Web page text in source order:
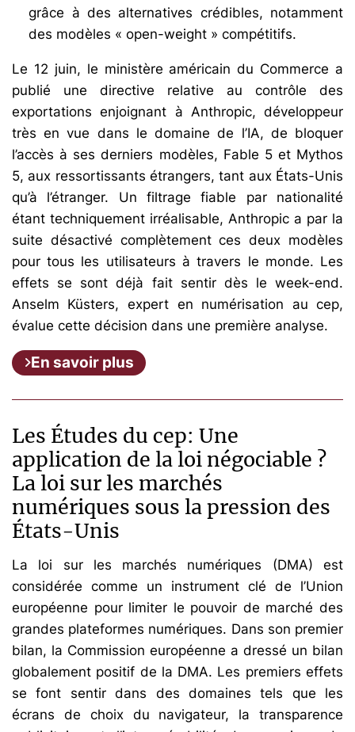
grâce à des alternatives crédibles, notamment
des modèles « open-weight » compétitifs.
Le 12 juin, le ministère américain du Commerce a
publié une directive relative au contrôle des
exportations enjoignant à Anthropic, développeur
très en vue dans le domaine de l’IA, de bloquer
l’accès à ses derniers modèles, Fable 5 et Mythos
5, aux ressortissants étrangers, tant aux États-Unis
qu’à l’étranger. Un filtrage fiable par nationalité
étant techniquement irréalisable, Anthropic a par la
suite désactivé complètement ces deux modèles
pour tous les utilisateurs à travers le monde. Les
effets se sont déjà fait sentir dès le week-end.
Anselm Küsters, expert en numérisation au cep,
évalue cette décision dans une première analyse.
En savoir plus
Les Études du cep: Une
application de la loi négociable ?
La loi sur les marchés
numériques sous la pression des
États-Unis
La loi sur les marchés numériques (DMA) est
considérée comme un instrument clé de l’Union
européenne pour limiter le pouvoir de marché des
grandes plateformes numériques. Dans son premier
bilan, la Commission européenne a dressé un bilan
globalement positif de la DMA. Les premiers effets
se font sentir dans des domaines tels que les
écrans de choix du navigateur, la transparence